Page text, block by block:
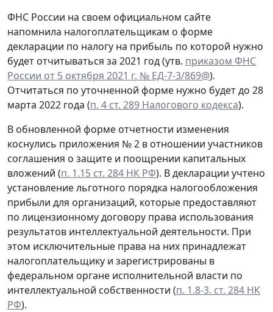
ФНС России на своем официальном сайте
напомнила налогоплательщикам о форме
декларации по налогу на прибыль по которой нужно
будет отчитываться за 2021 год (утв. приказом ФНС
России от 5 октября 2021 г. № ЕД-7-3/869@).
Отчитаться по уточненной форме нужно будет до 28
марта 2022 года (п. 4 ст. 289 Налогового кодекса).
В обновленной форме отчетности изменения
коснулись приложения № 2 в отношении участников
соглашения о защите и поощрении капитальных
вложений (п. 1.15 ст. 284 НК РФ). В декларации учтено
установление льготного порядка налогообложения
прибыли для организаций, которые предоставляют
по лицензионному договору права использования
результатов интеллектуальной деятельности. При
этом исключительные права на них принадлежат
налогоплательщику и зарегистрированы в
федеральном органе исполнительной власти по
интеллектуальной собственности (п. 1.8-3. ст. 284 НК
РФ).